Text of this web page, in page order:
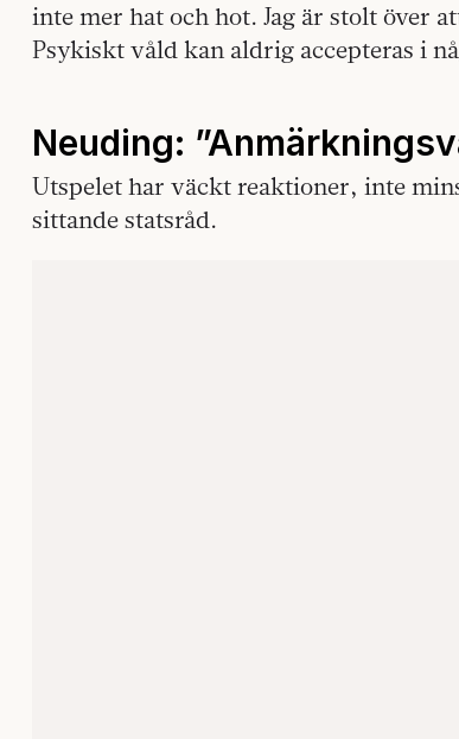
inte mer hat och hot. Jag är stolt över
Psykiskt våld kan aldrig accepteras i
Neuding:
Utspelet har väckt reaktioner, inte
sittande statsråd.